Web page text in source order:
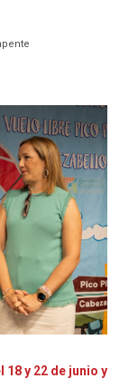
18 y 22 de junio y